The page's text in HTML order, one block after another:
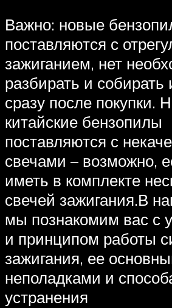
Важно: новые
поставляются с
зажиганием, нет
разбирать и собирать
сразу после покупки.
китайские бензопилы
поставляются с
свечами – возможно,
иметь в комплекте
свечей зажигания.В
мы познакомим вас с
и принципом работы
зажигания, ее
неполадками и
устранения